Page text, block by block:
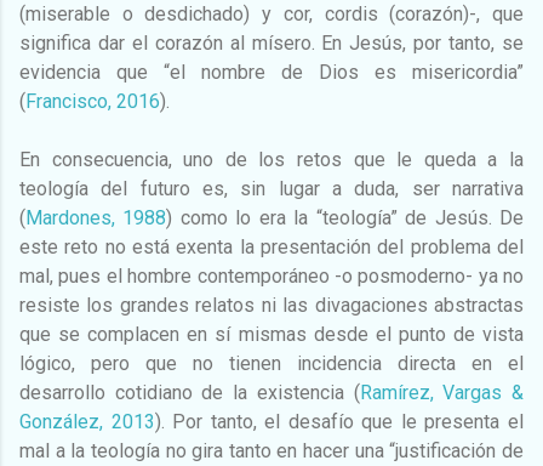
(miserable o desdichado) y cor, cordis (corazón)-, que
significa dar el corazón al mísero. En Jesús, por tanto, se
evidencia que “el nombre de Dios es misericordia”
(Francisco, 2016).
En consecuencia, uno de los retos que le queda a la
teología del futuro es, sin lugar a duda, ser narrativa
(Mardones, 1988) como lo era la “teología” de Jesús. De
este reto no está exenta la presentación del problema del
mal, pues el hombre contemporáneo -o posmoderno- ya no
resiste los grandes relatos ni las divagaciones abstractas
que se complacen en sí mismas desde el punto de vista
lógico, pero que no tienen incidencia directa en el
desarrollo cotidiano de la existencia (Ramírez, Vargas &
González, 2013). Por tanto, el desafío que le presenta el
mal a la teología no gira tanto en hacer una “justificación de